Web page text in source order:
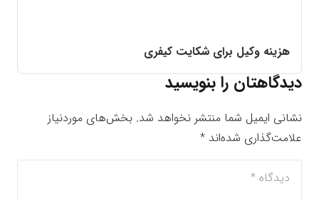
هزینه وکیل برای شکایت کیفری
دیدگاهتان را بنویسید
نشانی ایمیل شما منتشر نخواهد شد. بخش‌های موردنیاز
علامت‌گذاری شده‌اند *